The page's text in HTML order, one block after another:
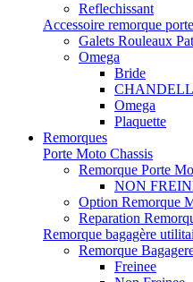
Reflechissant
Accessoire remorque
Galets Rouleaux
Omega
Bride
Omega
Plaquette
Remorques
Porte Moto Chassis
Remorque Porte
NON
Option Remorque
Reparation
Remorque bagagère
Remorque
Freinee